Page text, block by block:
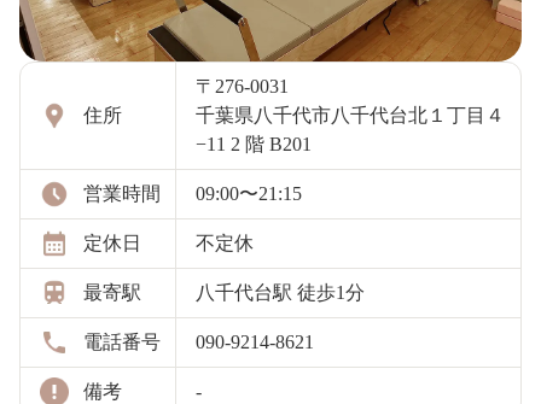
住所
〒276-0031
千葉県八千代市八千代台北１丁目４
−11 2 階 B201
営業時間 09:00〜21:15
定休日 不定休
最寄駅 八千代台駅 徒歩1分
電話番号 090-9214-8621
備考 -